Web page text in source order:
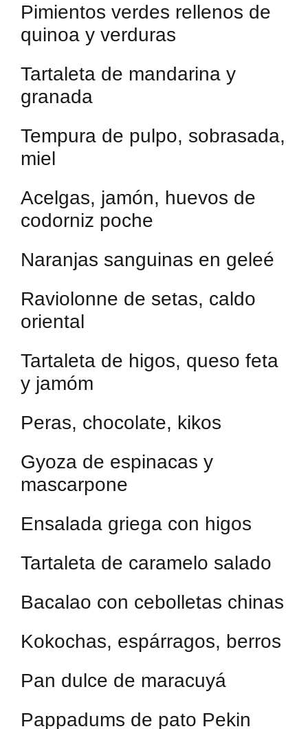
Pimientos verdes rellenos de
quinoa y verduras
Tartaleta de mandarina y
granada
Tempura de pulpo, sobrasada,
miel
Acelgas, jamón, huevos de
codorniz poche
Naranjas sanguinas en geleé
Raviolonne de setas, caldo
oriental
Tartaleta de higos, queso feta
y jamóm
Peras, chocolate, kikos
Gyoza de espinacas y
mascarpone
Ensalada griega con higos
Tartaleta de caramelo salado
Bacalao con cebolletas chinas
Kokochas, espárragos, berros
Pan dulce de maracuyá
Pappadums de pato Pekin